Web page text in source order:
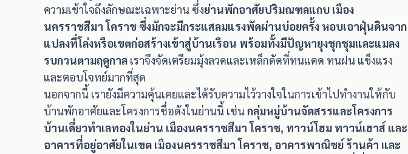
ความเข้าใจถึงลักษณะเฉพาะย่าน ซึ่งย่านพักอาศัยปริมณฑลแถบ เมือง
นครราชสีมา โคราช ซึ่งมักจะมีกระแสลมแรงพัดผ่านบ่อยครั้ง หอบเอาฝุ่นดินจาก
แปลงที่โล่งหรือเขตก่อสร้างเข้าสู่บ้านเรือน พร้อมทั้งมีปัญหายุงชุกชุมและแมลง
รบกวนตามฤดูกาล เราจึงจัดเตรียมมุ้งลวดและเหล็กดัดที่ทนแดด ทนฝน แข็งแรง
และตอบโจทย์มากที่สุด
นอกจากนี้ เรายังมีความคุ้นเคยและได้รับความไว้วางใจในการเข้าไปทำงานให้กับ
บ้านพักอาศัยและโครงการชื่อดังในย่านนี้ เช่นกลุ่มหมู่บ้านจัดสรรและโครงการ
บ้านเดี่ยวทำเลทองในย่าน เมืองนครราชสีมา โคราช, ทาวน์โฮม ทาวน์เฮาส์ และ
อาคารที่อยู่อาศัยในเขต เมืองนครราชสีมา โคราช, อาคารพาณิชย์ ร้านค้า และ